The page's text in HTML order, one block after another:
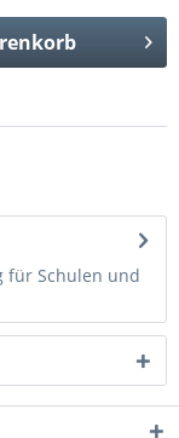
für Schulen und